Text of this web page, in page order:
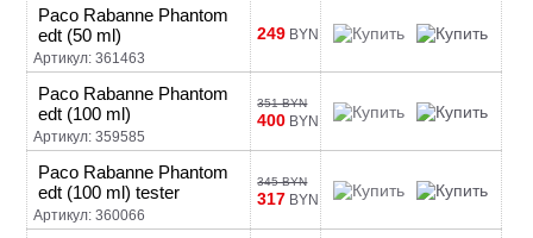
Paco Rabanne Phantom
edt (50 ml)
Артикул: 361463
249 BYN
Paco Rabanne Phantom
edt (100 ml)
Артикул: 359585
351 BYN
400 BYN
Paco Rabanne Phantom
edt (100 ml) tester
Артикул: 360066
345 BYN
317 BYN